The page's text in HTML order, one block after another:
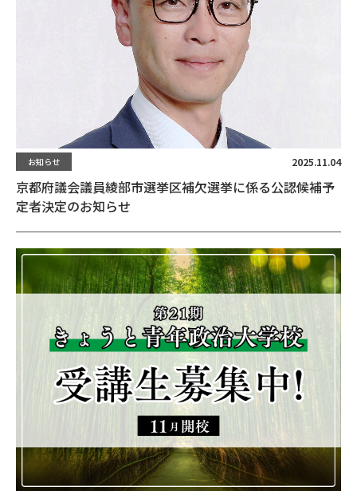
お知らせ 2025.11.04
京都府議会議員綾部市選挙区補欠選挙に係る公認候補予
定者決定のお知らせ